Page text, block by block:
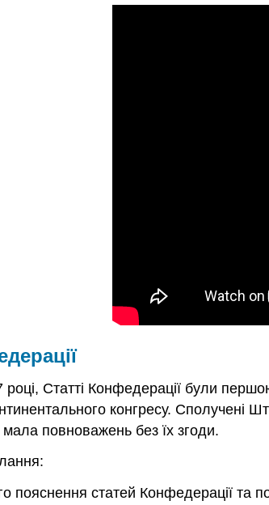
році, Статті Конфедерації були
конгресу. Сполучені
повноважень без їх згоди.
пояснення статей Конфедерації та